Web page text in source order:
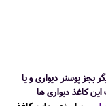
بجز پوستر دیواری و یا
این کاغذ دیواری ها